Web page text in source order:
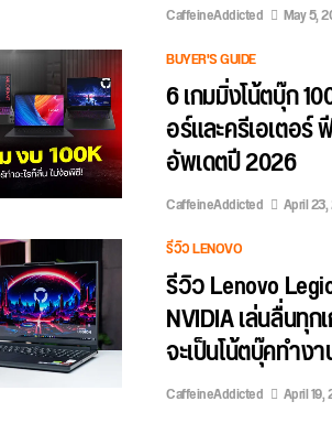
CaffeineAddicted
May 5,
BUYER'S GUIDE
6 เกมมิ่งโน้ตบุ๊ก
อร์และครีเอเตอร์
อัพเดตปี 2026
CaffeineAddicted
April
รีวิว LENOVO
รีวิว Lenovo
NVIDIA เล่นลื่นทุ
จะเป็นโน้ตบุ๊คทำง
CaffeineAddicted
April 19,